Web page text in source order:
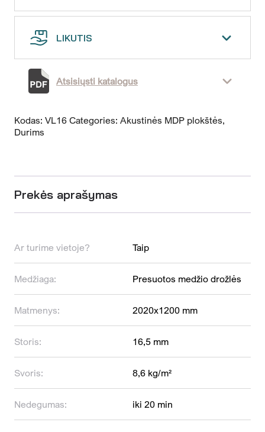
LIKUTIS
Atsisiųsti katalogus
Kodas: VL16 Categories: Akustinės MDP plokštės,
Durims
Prekės aprašymas
Ar turime vietoje? Taip
Medžiaga: Presuotos medžio drožlės
Matmenys: 2020x1200 mm
Storis: 16,5 mm
Svoris: 8,6 kg/m²
Nedegumas: iki 20 min